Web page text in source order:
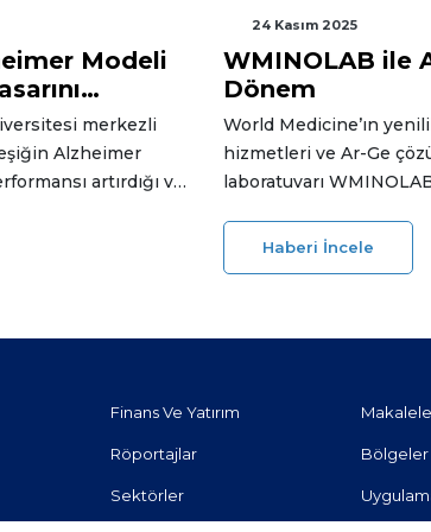
Modeli
merkezli
Alzheimer
artırdığı ve
yavaşlatılması
24 Kasım 2025
WMINOLAB ile
Dönem
World Medicine’ın
hizmetleri ve Ar-Ge
laboratuvarı
gözetim denetimi ile
bağlılığını bir kez daha
Haberi İncele
Finans Ve Yatırım
Röportajlar
Sektörler
Bölgeler